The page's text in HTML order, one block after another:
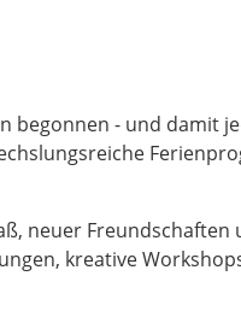
begonnen - und damit
neuer
kreative